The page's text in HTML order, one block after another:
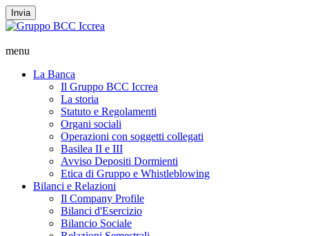
Invia
menu
La Banca
Il Gruppo BCC Iccrea
La storia
Statuto e Regolamenti
Organi sociali
Operazioni con soggetti collegati
Basilea II e III
Avviso Depositi Dormienti
Etica di Gruppo e Whistleblowing
Bilanci e Relazioni
Il Company Profile
Bilanci d'Esercizio
Bilancio Sociale